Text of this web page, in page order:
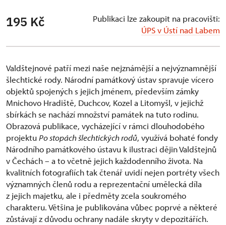
195 Kč
Publikaci lze zakoupit na pracovišti:
ÚPS v Ústí nad Labem
Valdštejnové patří mezi naše nejznámější a nejvýznamnější
šlechtické rody. Národní památkový ústav spravuje vícero
objektů spojených s jejich jménem, především zámky
Mnichovo Hradiště, Duchcov, Kozel a Litomyšl, v jejichž
sbírkách se nachází množství památek na tuto rodinu.
Obrazová publikace, vycházející v rámci dlouhodobého
projektuPo stopách šlechtických rodů, využívá bohaté fondy
Národního památkového ústavu k ilustraci dějin Valdštejnů
v Čechách – a to včetně jejich každodenního života. Na
kvalitních fotografiích tak čtenář uvidí nejen portréty všech
významných členů rodu a reprezentační umělecká díla
z jejich majetku, ale i předměty zcela soukromého
charakteru. Většina je publikována vůbec poprvé a některé
zůstávají z důvodu ochrany nadále skryty v depozitářích.